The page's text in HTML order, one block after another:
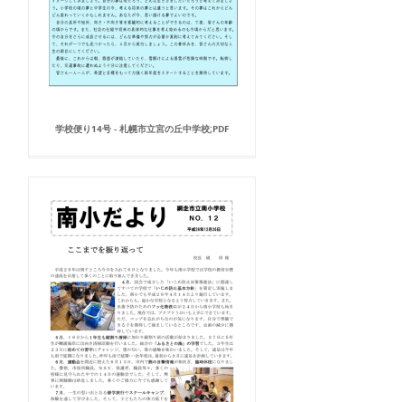
学校便り14号 - 札幌市立宮の丘中学校;PDF